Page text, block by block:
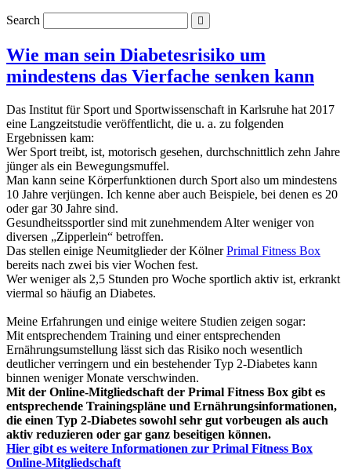
Search
Wie man sein Diabetesrisiko um
mindestens das Vierfache senken kann
Das Institut für Sport und Sportwissenschaft in Karlsruhe hat 2017
eine Langzeitstudie veröffentlicht, die u. a. zu folgenden
Ergebnissen kam:
Wer Sport treibt, ist, motorisch gesehen, durchschnittlich zehn Jahre
jünger als ein Bewegungsmuffel.
Man kann seine Körperfunktionen durch Sport also um mindestens
10 Jahre verjüngen. Ich kenne aber auch Beispiele, bei denen es 20
oder gar 30 Jahre sind.
Gesundheitssportler sind mit zunehmendem Alter weniger von
diversen „Zipperlein“ betroffen.
Das stellen einige Neumitglieder der KölnerPrimal Fitness Box
bereits nach zwei bis vier Wochen fest.
Wer weniger als 2,5 Stunden pro Woche sportlich aktiv ist, erkrankt
viermal so häufig an Diabetes.
Meine Erfahrungen und einige weitere Studien zeigen sogar:
Mit entsprechendem Training und einer entsprechenden
Ernährungsumstellung lässt sich das Risiko noch wesentlich
deutlicher verringern und ein bestehender Typ 2-Diabetes kann
binnen weniger Monate verschwinden.
Mit der Online-Mitgliedschaft der Primal Fitness Box gibt es
entsprechende Trainingspläne und Ernährungsinformationen,
die einen Typ 2-Diabetes sowohl sehr gut vorbeugen als auch
aktiv reduzieren oder gar ganz beseitigen können.
Hier gibt es weitere Informationen zur Primal Fitness Box
Online-Mitgliedschaft